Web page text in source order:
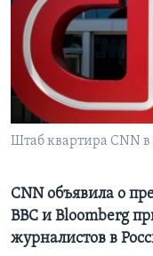
Learning English
СОЦИАЛЬНЫЕ СЕТИ
Штаб квартира CNN в
CNN объявила о
BBC и Bloomberg
журналистов в